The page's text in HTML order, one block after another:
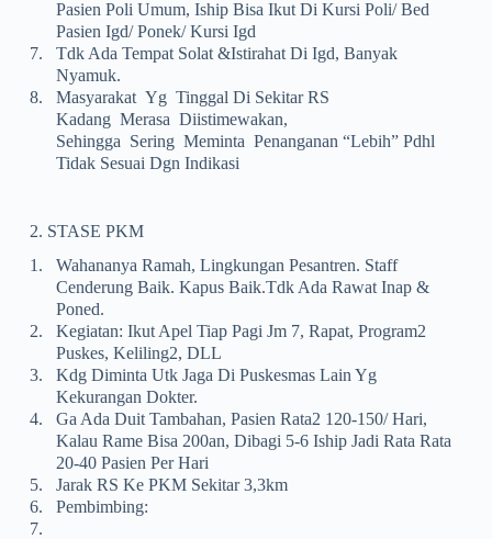
Pasien Poli Umum, Iship Bisa Ikut Di Kursi Poli/ Bed
Pasien Igd/ Ponek/ Kursi Igd
7.
Tdk Ada Tempat Solat &istirahat Di Igd, Banyak
Nyamuk.
8.
Masyarakat Yg Tinggal Di Sekitar RS
Kadang Merasa Diistimewakan,
Sehingga Sering Meminta Penanganan “lebih” Pdhl
Tidak Sesuai Dgn Indikasi
2. STASE PKM
1.
Wahananya Ramah, Lingkungan Pesantren. Staff
Cenderung Baik. Kapus Baik.Tdk Ada Rawat Inap &
Poned.
2.
Kegiatan: Ikut Apel Tiap Pagi Jm 7, Rapat, Program2
Puskes, Keliling2, DLL
3.
Kdg Diminta Utk Jaga Di Puskesmas Lain Yg
Kekurangan Dokter.
4.
Ga Ada Duit Tambahan, Pasien Rata2 120-150/ Hari,
Kalau Rame Bisa 200an, Dibagi 5-6 Iship Jadi Rata Rata
20-40 Pasien Per Hari
5.
Jarak RS Ke PKM Sekitar 3,3km
6.
Pembimbing:
7.